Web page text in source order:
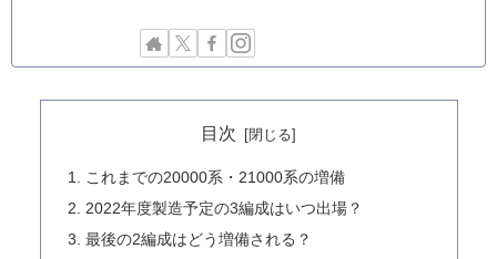
目次
これまでの20000系・21000系の増備
2022年度製造予定の3編成はいつ出場？
最後の2編成はどう増備される？